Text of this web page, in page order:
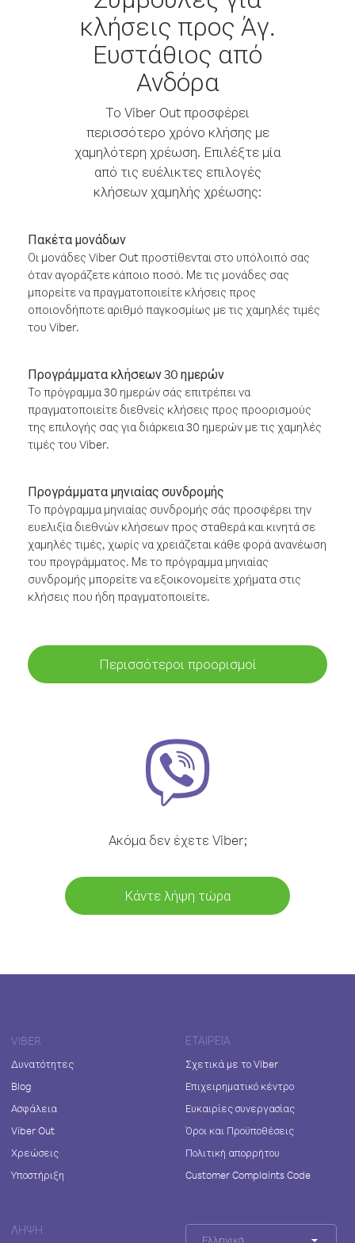
κλήσεις προς Άγ.
Ευστάθιος από
Ανδόρα
Το Viber Out προσφέρει
περισσότερο χρόνο κλήσης με
χαμηλότερη χρέωση. Επιλέξτε μία
από τις ευέλικτες επιλογές
κλήσεων χαμηλής χρέωσης:
Πακέτα μονάδων
Οι μονάδες Viber Out προστίθενται στο υπόλοιπό σας
όταν αγοράζετε κάποιο ποσό. Με τις μονάδες σας
μπορείτε να πραγματοποιείτε κλήσεις προς
οποιονδήποτε αριθμό παγκοσμίως με τις χαμηλές τιμές
του Viber.
Προγράμματα κλήσεων 30 ημερών
Το πρόγραμμα 30 ημερών σάς επιτρέπει να
πραγματοποιείτε διεθνείς κλήσεις προς προορισμούς
της επιλογής σας για διάρκεια 30 ημερών με τις χαμηλές
τιμές του Viber.
Προγράμματα μηνιαίας συνδρομής
Το πρόγραμμα μηνιαίας συνδρομής σάς προσφέρει την
ευελιξία διεθνών κλήσεων προς σταθερά και κινητά σε
χαμηλές τιμές, χωρίς να χρειάζεται κάθε φορά ανανέωση
του προγράμματος. Με το πρόγραμμα μηνιαίας
συνδρομής μπορείτε να εξοικονομείτε χρήματα στις
κλήσεις που ήδη πραγματοποιείτε.
Περισσότεροι προορισμοί
Ακόμα δεν έχετε Viber;
Κάντε λήψη τώρα
VIBER
Δυνατότητες
Blog
Ασφάλεια
Viber Out
Χρεώσεις
Υποστήριξη
ΕΤΑΙΡΕΊΑ
Σχετικά με το Viber
Επιχειρηματικό κέντρο
Ευκαιρίες συνεργασίας
Όροι και Προϋποθέσεις
Πολιτική απορρήτου
Customer Complaints Code
ΛΉΨΗ
Ελληνικά